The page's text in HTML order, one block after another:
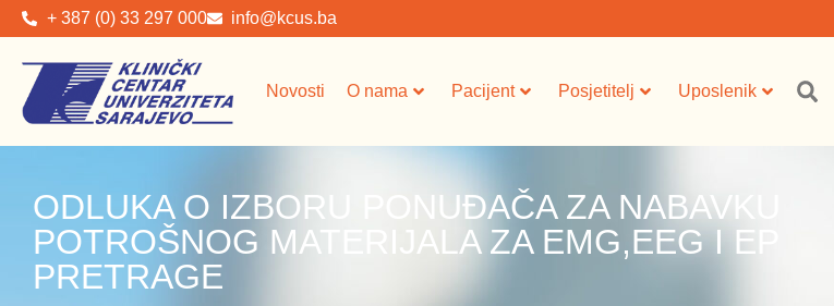
+ 387 (0) 33 297 000 info@kcus.ba
Novosti O nama Pacijent Posjetitelj Uposlenik
ODLUKA O IZBORU PONUĐAČA ZA NABAVKU
POTROŠNOG MATERIJALA ZA EMG,EEG I EP
PRETRAGE